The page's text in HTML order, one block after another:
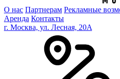
О нас Партнерам Рекламные
Аренда Контакты
г. Москва, ул. Лесная, 20A